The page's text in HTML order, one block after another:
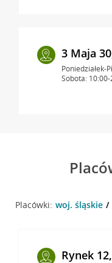
3 Maja
Poniedziałek-
Sobota:
Placówki: woj. śląskie
Rynek